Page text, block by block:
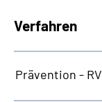
Verfahren
Prävention -